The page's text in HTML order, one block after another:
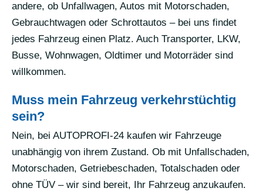
andere, ob Unfallwagen, Autos mit Motorschaden,
Gebrauchtwagen oder Schrottautos – bei uns findet
jedes Fahrzeug einen Platz. Auch Transporter, LKW,
Busse, Wohnwagen, Oldtimer und Motorräder sind
willkommen.
Muss mein Fahrzeug verkehrstüchtig
sein?
Nein, bei AUTOPROFI-24 kaufen wir Fahrzeuge
unabhängig von ihrem Zustand. Ob mit Unfallschaden,
Motorschaden, Getriebeschaden, Totalschaden oder
ohne TÜV – wir sind bereit, Ihr Fahrzeug anzukaufen.